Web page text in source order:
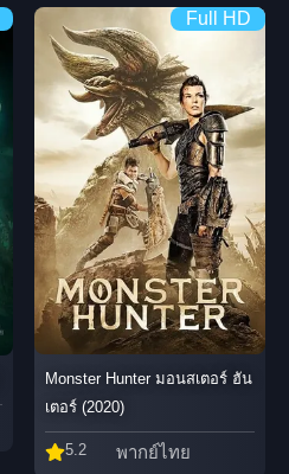
Full HD
Monster Hunter มอนสเตอร์ ฮัน
เตอร์ (2020)
5.2 พากย์ไทย